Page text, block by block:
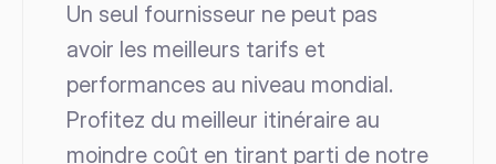
Un seul fournisseur ne peut pas
avoir les meilleurs tarifs et
performances au niveau mondial.
Profitez du meilleur itinéraire au
moindre coût en tirant parti de notre